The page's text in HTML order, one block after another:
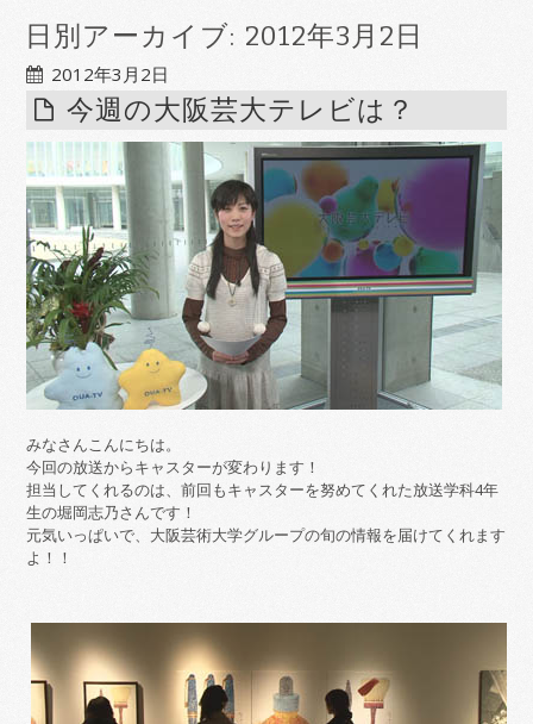
日別アーカイブ: 2012年3月2日
2012年3月2日
今週の大阪芸大テレビは？
みなさんこんにちは。
今回の放送からキャスターが変わります！
担当してくれるのは、前回もキャスターを努めてくれた放送学科4年
生の堀岡志乃さんです！
元気いっぱいで、大阪芸術大学グループの旬の情報を届けてくれます
よ！！